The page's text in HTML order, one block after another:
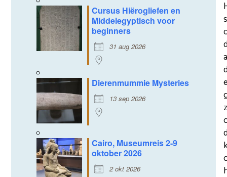
Cursus Hiërogliefen en
Middelegyptisch voor
beginners
31 aug 2026
Dierenmummie Mysteries
13 sep 2026
Cairo, Museumreis 2-9
oktober 2026
2 okt 2026